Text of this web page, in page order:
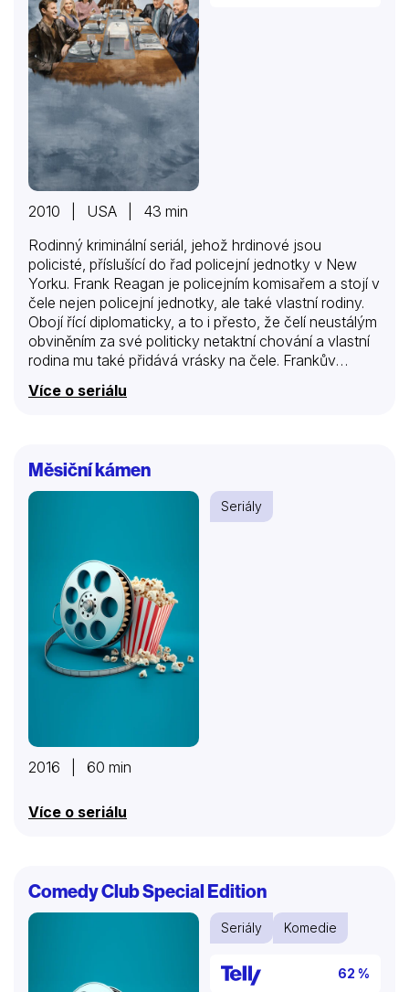
2010 | USA | 43 min
Rodinný kriminální seriál, jehož hrdinové jsou
policisté, příslušící do řad policejní jednotky v New
Yorku. Frank Reagan je policejním komisařem a stojí v
čele nejen policejní jednotky, ale také vlastní rodiny.
Obojí řící diplomaticky, a to i přesto, že čelí neustálým
obviněním za své politicky netaktní chování a vlastní
rodina mu také přidává vrásky na čele. Frankův
starostí. Ostřílený detektiv, muž od rodiny a veterán
samoživitelkou, která se pohledem práva dívá nejen
na své sourozence, ale i otce. Jamie, nejmladší z
Reaganů, čerstvý absolvent práv na Harvardu a
Více o seriálu
Měsiční kámen
Seriály
2016 | 60 min
Více o seriálu
Comedy Club Special Edition
Seriály Komedie
62 %